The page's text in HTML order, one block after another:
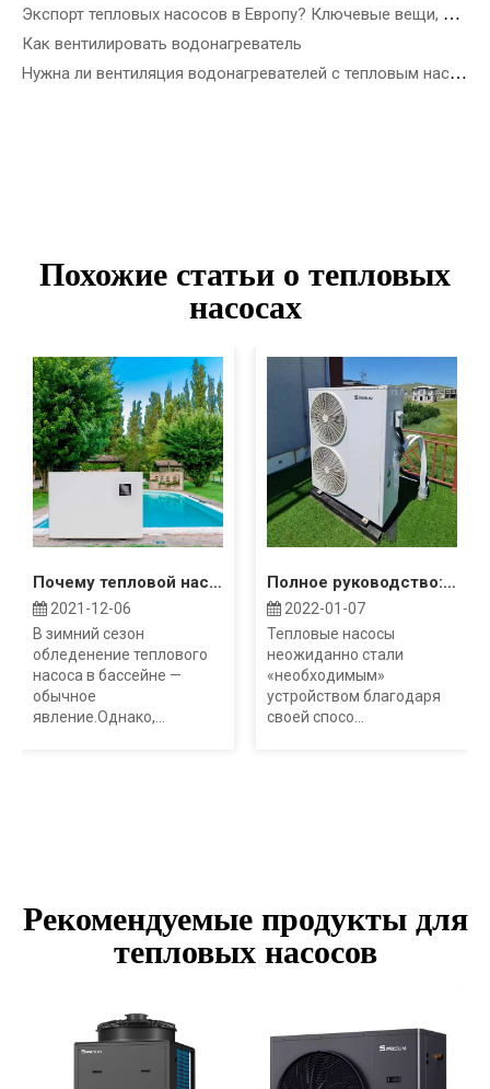
Экспорт тепловых насосов в Европу? Ключевые вещи, которые вам нужно знать
Как вентилировать водонагреватель
Нужна ли вентиляция водонагревателей с тепловым насосом?
Похожие статьи о тепловых
насосах
Почему тепловой насос моего бассейна замерзает?
2021-12-06
В зимний сезон
обледенение теплового
насоса в бассейне —
обычное
явление.Однако,...
Полное руководство: Затраты на воздушный тепловой насос
2022-01-07
Тепловые насосы
неожиданно стали
«необходимым»
устройством благодаря
своей спосо...
Рекомендуемые продукты для
тепловых насосов